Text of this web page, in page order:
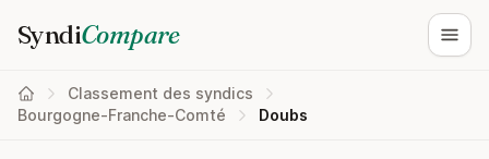
SyndiCompare
Classement des syndics
Bourgogne-Franche-Comté
Doubs